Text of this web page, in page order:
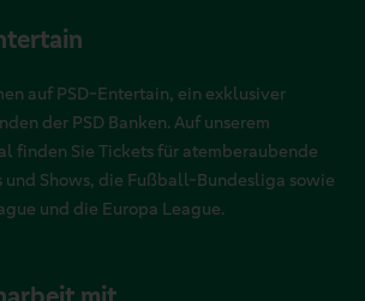
auf PSD-Entertain, ein exklusiver
der PSD Banken. Auf unserem
finden Sie Tickets für atemberaubende
und Shows, die Fußball-Bundesliga sowie
und die Europa League.